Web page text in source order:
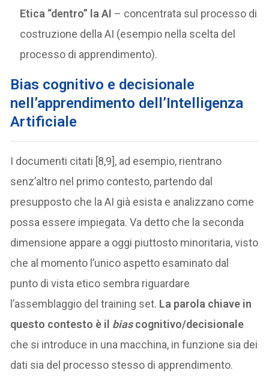
Etica “dentro” la AI – concentrata sul processo di
costruzione della AI (esempio nella scelta del
processo di apprendimento).
Bias cognitivo e decisionale
nell’apprendimento dell’Intelligenza
Artificiale
I documenti citati [8,9], ad esempio, rientrano
senz’altro nel primo contesto, partendo dal
presupposto che la AI già esista e analizzano come
possa essere impiegata. Va detto che la seconda
dimensione appare a oggi piuttosto minoritaria, visto
che al momento l’unico aspetto esaminato dal
punto di vista etico sembra riguardare
l’assemblaggio del training set. La parola chiave in
questo contesto è il biascognitivo/decisionale
che si introduce in una macchina, in funzione sia dei
dati sia del processo stesso di apprendimento.